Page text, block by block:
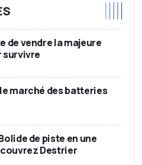
de vendre la majeure
survivre
marché des batteries
de piste en une
Destrier